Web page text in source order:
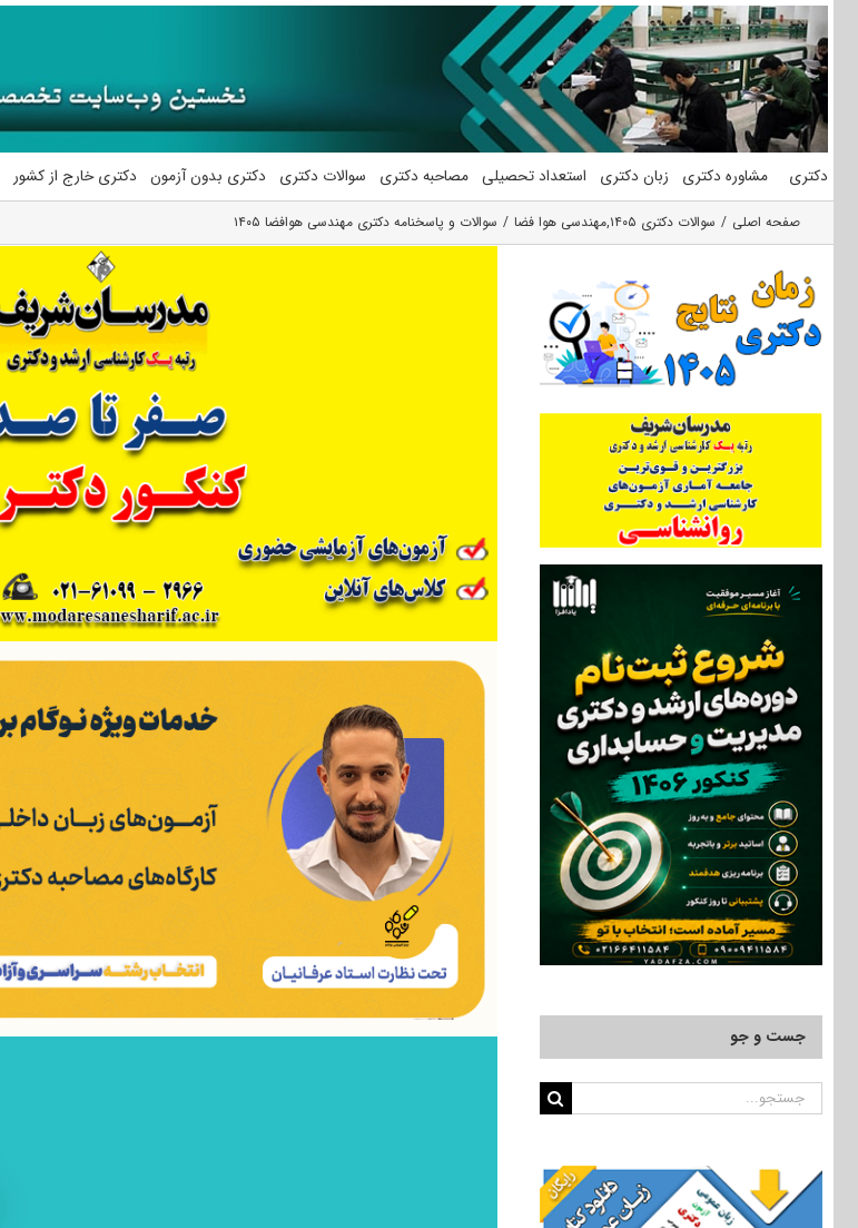
محتوا
دکتری مشاوره دکتری زبان دکتری استعداد تحصیلی مصاحبه دکتری سوالات دکتری دکتری بدون آزمون دکتری خارج از کشور
صفحه اصلی سوالات دکتری ۱۴۰۵ ,مهندسی هوا فضا سوالات و پاسخنامه دکتری مهندسی هوافضا ۱۴۰۵
جست و جو
جستجو